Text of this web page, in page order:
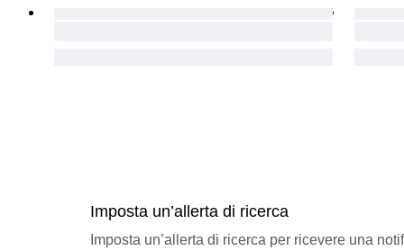
Imposta un’allerta di ricerca
Imposta un’allerta di ricerca per ricevere una